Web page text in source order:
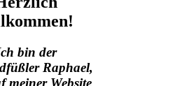
bin der
Raphael,
meiner Website